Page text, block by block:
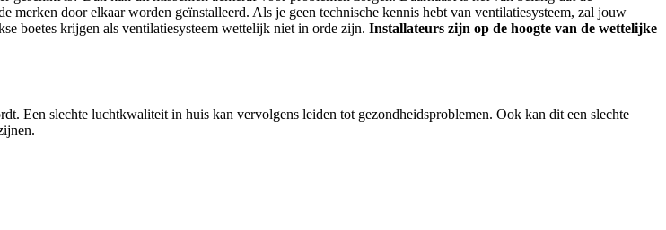
merken door elkaar worden geïnstalleerd. Als je geen technische kennis hebt van ventilatiesysteem, zal jouw
boetes krijgen als ventilatiesysteem wettelijk niet in orde zijn. Installateurs zijn op de hoogte van de wettelijke
Een slechte luchtkwaliteit in huis kan vervolgens leiden tot gezondheidsproblemen. Ook kan dit een slechte